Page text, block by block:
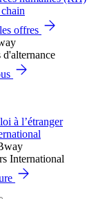
offres
à l’étranger
International